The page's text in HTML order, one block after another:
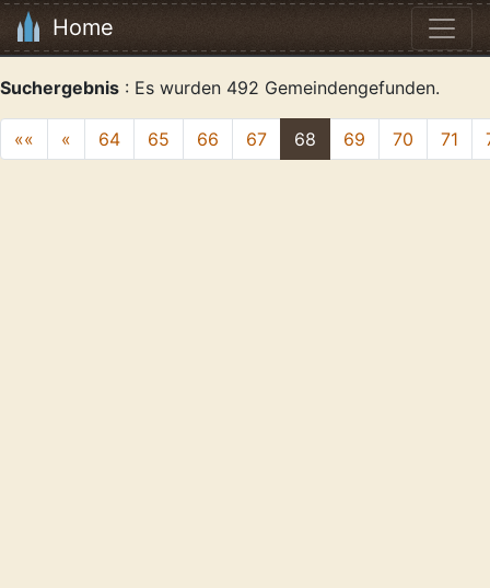
Home
Suchergebnis : Es wurden 492 Gemeindengefunden.
«« « 64 65 66 67 68 69 70 71